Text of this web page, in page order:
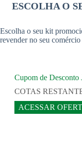
ESCOLHA O
Escolha o seu kit
revender no seu
Cupom de
COTAS
ACESSAR